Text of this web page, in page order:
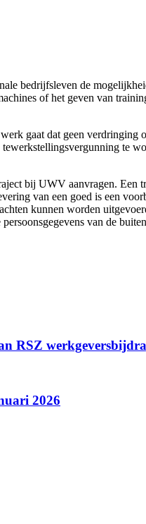
bedrijfsleven de
of het geven van
gaat dat geen verdringing
te
bij UWV aanvragen. Een
van een goed is een
kunnen worden
van de
RSZ
2026